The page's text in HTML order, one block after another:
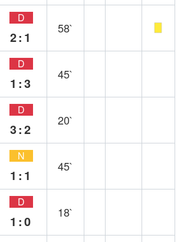
D
2:1
58`
D
1:3
45`
D
3:2
20`
N
1:1
45`
D
1:0
18`